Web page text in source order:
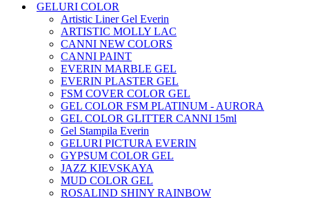
GELURI COLOR
Artistic Liner Gel Everin
ARTISTIC MOLLY LAC
CANNI NEW COLORS
CANNI PAINT
EVERIN MARBLE GEL
EVERIN PLASTER GEL
FSM COVER COLOR GEL
GEL COLOR FSM PLATINUM - AURORA
GEL COLOR GLITTER CANNI 15ml
Gel Stampila Everin
GELURI PICTURA EVERIN
GYPSUM COLOR GEL
JAZZ KIEVSKAYA
MUD COLOR GEL
ROSALIND SHINY RAINBOW